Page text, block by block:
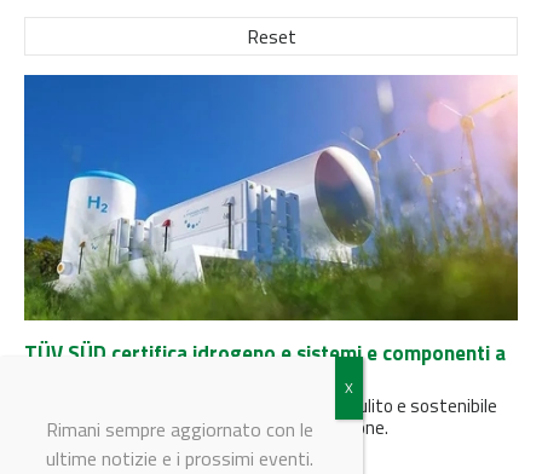
Reset
TÜV SÜD certifica idrogeno e sistemi e componenti a
TÜV SÜD fa un passo verso un futuro più pulito e sostenibile
presentando due nuovi marchi di certificazione.
Rimani sempre aggiornato con le
ultime notizie e i prossimi eventi.